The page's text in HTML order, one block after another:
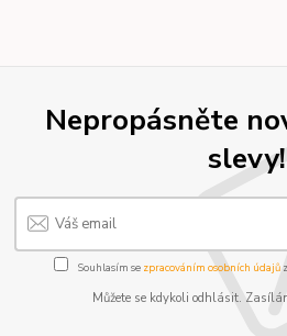
Nepropásněte
slevy!
Souhlasím se zpracováním osobních údajů
Můžete se kdykoli odhlásit.